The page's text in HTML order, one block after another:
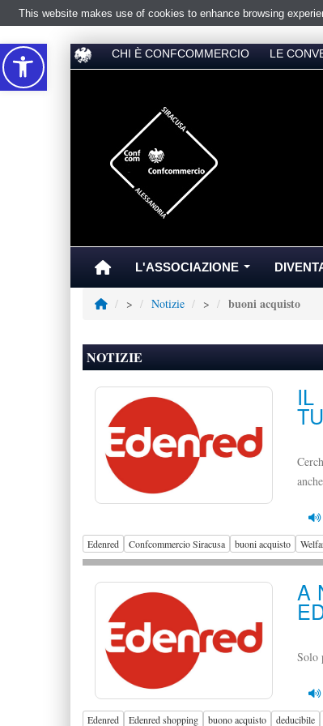
CHI È CONFCOMMERCIO LE
L'ASSOCIAZIONE
> Notizie > buoni acquisto
NOTIZIE
IL
Edenred Confcommercio Siracusa buoni acquisto
A
Solo
Edenred Edenred shopping buono acquisto deducibile
Accessibilità
This website makes use of cookies to enhance browsing